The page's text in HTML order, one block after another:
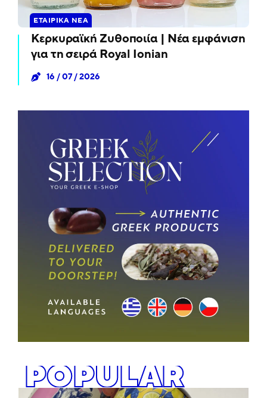
ΕΤΑΙΡΙΚΆ ΝΈΑ
Κερκυραϊκή Ζυθοποιία | Νέα εμφάνιση
για τη σειρά Royal Ionian
16 / 07 / 2026
POPULAR